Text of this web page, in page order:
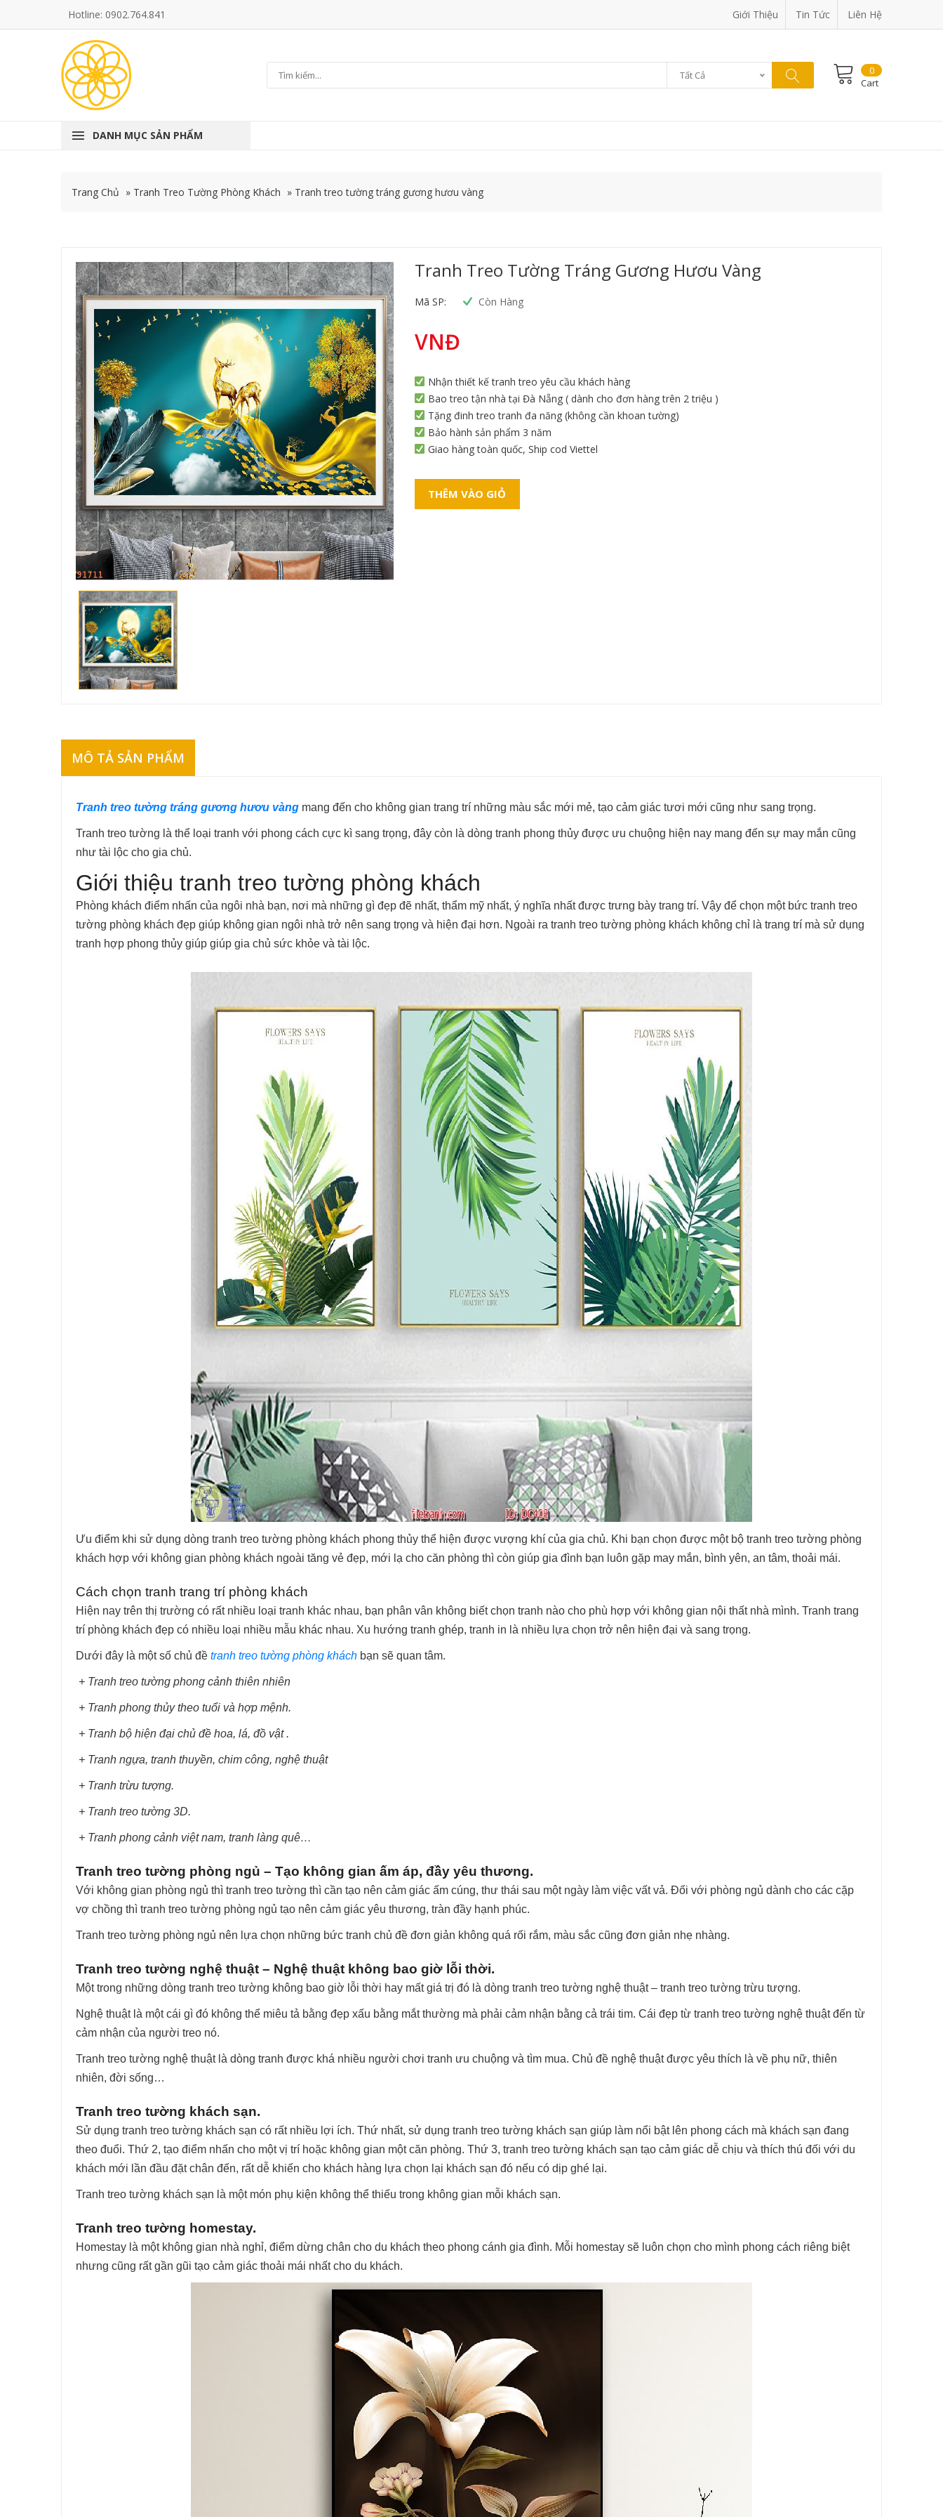
Hotline: 0902.764.841 Giới Thiệu Tin Tức Liên Hệ
Tất Cả
0
Cart
DANH MỤC SẢN PHẨM
Trang Chủ » Tranh Treo Tường Phòng Khách » Tranh treo tường tráng gương hươu vàng
Tranh Treo Tường Tráng Gương Hươu Vàng
Mã SP: Còn Hàng
VNĐ
Nhận thiết kế tranh treo yêu cầu khách hàng
Bao treo tận nhà tại Đà Nẵng ( dành cho đơn hàng trên 2 triệu )
Tặng đinh treo tranh đa năng (không cần khoan tường)
Bảo hành sản phẩm 3 năm
Giao hàng toàn quốc, Ship cod Viettel
THÊM VÀO GIỎ
MÔ TẢ SẢN PHẨM
Tranh treo tường tráng gương hươu vàng mang đến cho không gian trang trí những màu sắc mới mẻ, tạo cảm giác tươi mới cũng như sang trọng.
Tranh treo tường là thể loại tranh với phong cách cực kì sang trọng, đây còn là dòng tranh phong thủy được ưu chuộng hiện nay mang đến sự may mắn cũng
như tài lộc cho gia chủ.
Giới thiệu tranh treo tường phòng khách
Phòng khách điểm nhấn của ngôi nhà bạn, nơi mà những gì đẹp đẽ nhất, thẩm mỹ nhất, ý nghĩa nhất được trưng bày trang trí. Vậy để chọn một bức tranh treo
tường phòng khách đẹp giúp không gian ngôi nhà trở nên sang trọng và hiện đại hơn. Ngoài ra tranh treo tường phòng khách không chỉ là trang trí mà sử dụng
tranh hợp phong thủy giúp giúp gia chủ sức khỏe và tài lộc.
Ưu điểm khi sử dụng dòng tranh treo tường phòng khách phong thủy thể hiện được vượng khí của gia chủ. Khi bạn chọn được một bộ tranh treo tường phòng
khách hợp với không gian phòng khách ngoài tăng vẻ đẹp, mới lạ cho căn phòng thì còn giúp gia đình bạn luôn gặp may mắn, bình yên, an tâm, thoải mái.
Cách chọn tranh trang trí phòng khách
Hiện nay trên thị trường có rất nhiều loại tranh khác nhau, bạn phân vân không biết chọn tranh nào cho phù hợp với không gian nội thất nhà mình. Tranh trang
trí phòng khách đẹp có nhiều loại nhiều mẫu khác nhau. Xu hướng tranh ghép, tranh in là nhiều lựa chọn trở nên hiện đại và sang trọng.
Dưới đây là một số chủ đề tranh treo tường phòng khách bạn sẽ quan tâm.
+ Tranh treo tường phong cảnh thiên nhiên
+ Tranh phong thủy theo tuổi và hợp mệnh.
+ Tranh bộ hiện đại chủ đề hoa, lá, đồ vật .
+ Tranh ngựa, tranh thuyền, chim công, nghệ thuật
+ Tranh trừu tượng.
+ Tranh treo tường 3D.
+ Tranh phong cảnh việt nam, tranh làng quê…
Tranh treo tường phòng ngủ – Tạo không gian ấm áp, đầy yêu thương.
Với không gian phòng ngủ thì tranh treo tường thì cần tạo nên cảm giác ấm cúng, thư thái sau một ngày làm việc vất vả. Đối với phòng ngủ dành cho các cặp
vợ chồng thì tranh treo tường phòng ngủ tạo nên cảm giác yêu thương, tràn đầy hạnh phúc.
Tranh treo tường phòng ngủ nên lựa chọn những bức tranh chủ đề đơn giản không quá rối rắm, màu sắc cũng đơn giản nhẹ nhàng.
Tranh treo tường nghệ thuật – Nghệ thuật không bao giờ lỗi thời.
Một trong những dòng tranh treo tường không bao giờ lỗi thời hay mất giá trị đó là dòng tranh treo tường nghệ thuật – tranh treo tường trừu tượng.
Nghệ thuật là một cái gì đó không thể miêu tả bằng đẹp xấu bằng mắt thường mà phải cảm nhận bằng cả trái tim. Cái đẹp từ tranh treo tường nghệ thuật đến từ
cảm nhận của người treo nó.
Tranh treo tường nghệ thuật là dòng tranh được khá nhiều người chơi tranh ưu chuộng và tìm mua. Chủ đề nghệ thuật được yêu thích là về phụ nữ, thiên
nhiên, đời sống…
Tranh treo tường khách sạn.
Sử dụng tranh treo tường khách sạn có rất nhiều lợi ích. Thứ nhất, sử dụng tranh treo tường khách sạn giúp làm nổi bật lên phong cách mà khách sạn đang
theo đuổi. Thứ 2, tạo điểm nhấn cho một vị trí hoặc không gian một căn phòng. Thứ 3, tranh treo tường khách sạn tạo cảm giác dễ chịu và thích thú đối với du
khách mới lần đầu đặt chân đến, rất dễ khiến cho khách hàng lựa chọn lại khách sạn đó nếu có dịp ghé lại.
Tranh treo tường khách sạn là một món phụ kiện không thể thiếu trong không gian mỗi khách sạn.
Tranh treo tường homestay.
Homestay là một không gian nhà nghỉ, điểm dừng chân cho du khách theo phong cánh gia đình. Mỗi homestay sẽ luôn chọn cho mình phong cách riêng biệt
nhưng cũng rất gần gũi tạo cảm giác thoải mái nhất cho du khách.